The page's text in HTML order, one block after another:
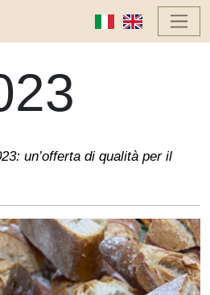
un’offerta di qualità per il